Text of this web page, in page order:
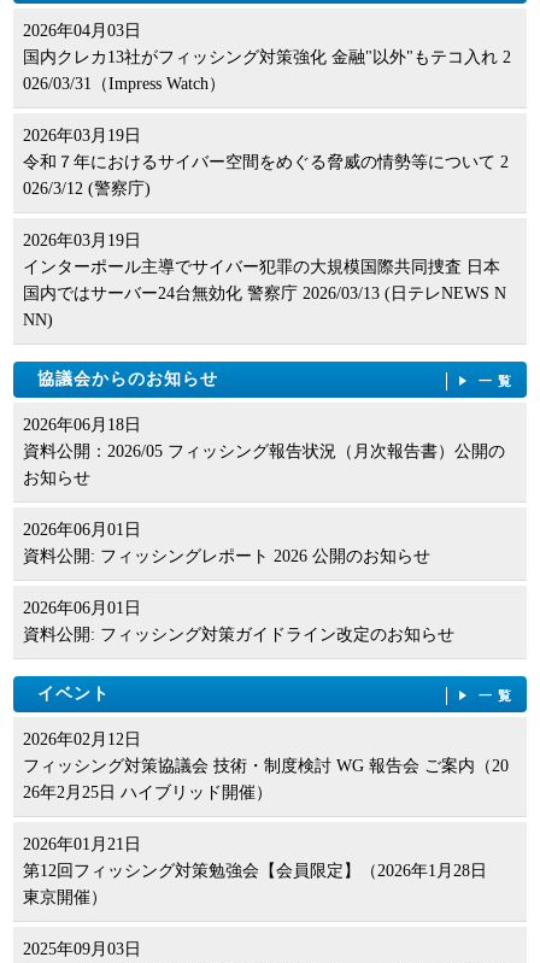
2026年04月03日
国内クレカ13社がフィッシング対策強化 金融"以外"もテコ入れ 2
026/03/31（Impress Watch）
2026年03月19日
令和７年におけるサイバー空間をめぐる脅威の情勢等について 2
026/3/12 (警察庁)
2026年03月19日
インターポール主導でサイバー犯罪の大規模国際共同捜査 日本
国内ではサーバー24台無効化 警察庁 2026/03/13 (日テレNEWS N
NN)
協議会からのお知らせ 一覧
2026年06月18日
資料公開：2026/05 フィッシング報告状況（月次報告書）公開の
お知らせ
2026年06月01日
資料公開: フィッシングレポート 2026 公開のお知らせ
2026年06月01日
資料公開: フィッシング対策ガイドライン改定のお知らせ
イベント 一覧
2026年02月12日
フィッシング対策協議会 技術・制度検討 WG 報告会 ご案内（20
26年2月25日 ハイブリッド開催）
2026年01月21日
第12回フィッシング対策勉強会【会員限定】（2026年1月28日
東京開催）
2025年09月03日